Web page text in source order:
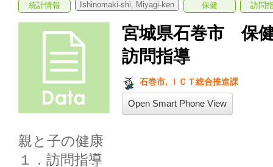
統計情報 Ishinomaki-shi, Miyagi-ken 保健 訪問
宮城県石巻市 保
訪問指導
石巻市, ＩＣＴ総合推進課
Open Smart Phone View
親と子の健康
１．訪問指導